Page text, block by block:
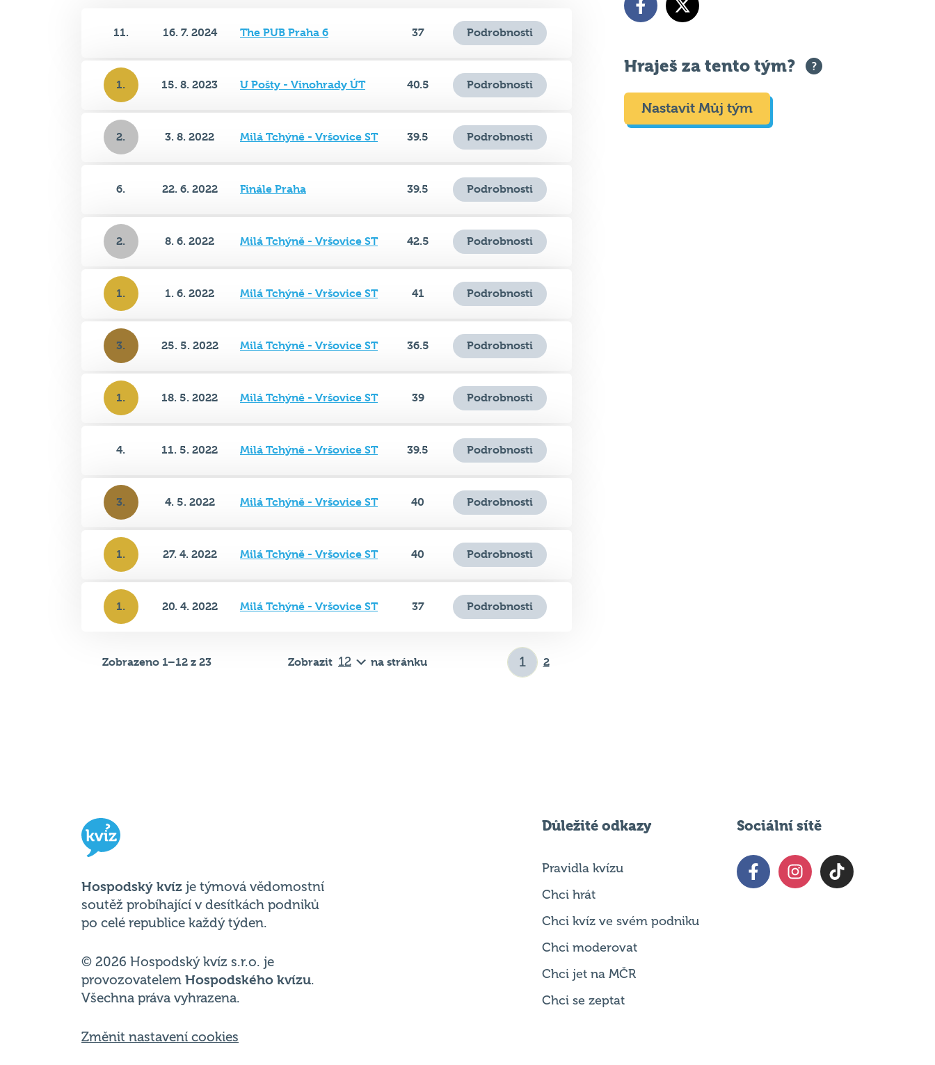
1. 15. 8. 2023 U Pošty - Vinohrady ÚT 40.5 Podrobnosti
2. 3. 8. 2022 Milá Tchýně - Vršovice ST 39.5 Podrobnosti
6. 22. 6. 2022 Finále Praha 39.5 Podrobnosti
2. 8. 6. 2022 Milá Tchýně - Vršovice ST 42.5 Podrobnosti
1. 1. 6. 2022 Milá Tchýně - Vršovice ST 41 Podrobnosti
3. 25. 5. 2022 Milá Tchýně - Vršovice ST 36.5 Podrobnosti
1. 18. 5. 2022 Milá Tchýně - Vršovice ST 39 Podrobnosti
4. 11. 5. 2022 Milá Tchýně - Vršovice ST 39.5 Podrobnosti
3. 4. 5. 2022 Milá Tchýně - Vršovice ST 40 Podrobnosti
1. 27. 4. 2022 Milá Tchýně - Vršovice ST 40 Podrobnosti
1. 20. 4. 2022 Milá Tchýně - Vršovice ST 37 Podrobnosti
Zobrazeno 1–12 z 23 Zobrazit na stránku 2
Hraješ za tento tým?
Nastavit Můj tým
Hospodský kvíz
soutěž probíhající v desítkách podniků
© 2026 Hospodský kvíz s.r.o. je
provozovatelem Hospodského kvízu
Změnit nastavení cookies
Pravidla kvízu
Chci kvíz ve svém podniku
Chci moderovat
Chci jet na MČR
Chci se zeptat